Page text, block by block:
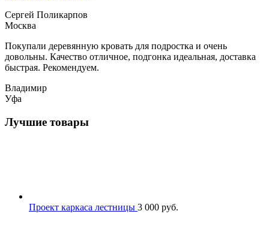
Сергей Поликарпов
Москва
Покупали деревянную кровать для подростка и очень
довольны. Качество отличное, подгонка идеальная, доставка
быстрая. Рекомендуем.
Владимир
Уфа
Лучшие товары
Проект каркаса лестницы 3 000 руб.